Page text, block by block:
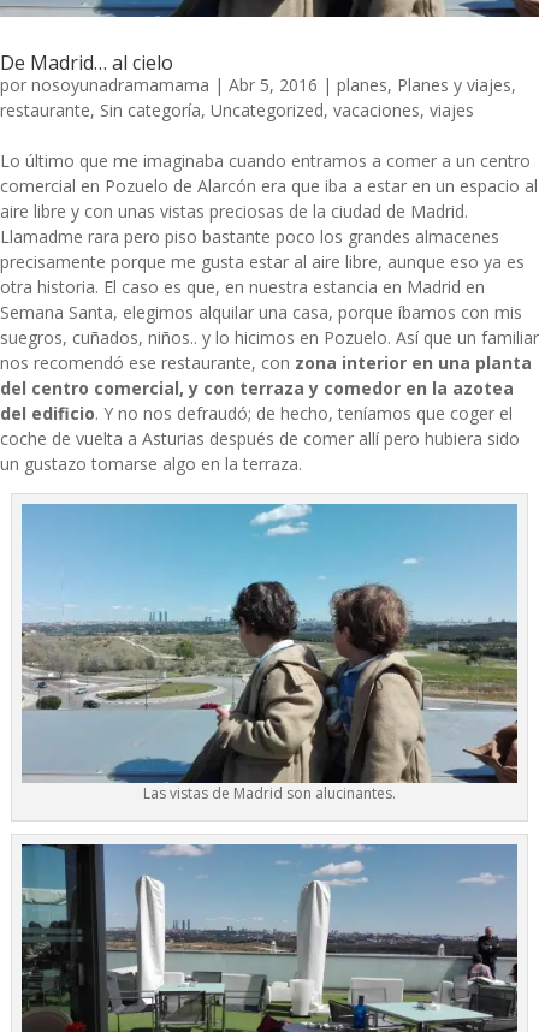
De Madrid… al cielo
por nosoyunadramamama | Abr 5, 2016 | planes, Planes y viajes,
restaurante, Sin categoría, Uncategorized, vacaciones, viajes
Lo último que me imaginaba cuando entramos a comer a un centro
comercial en Pozuelo de Alarcón era que iba a estar en un espacio al
aire libre y con unas vistas preciosas de la ciudad de Madrid.
Llamadme rara pero piso bastante poco los grandes almacenes
precisamente porque me gusta estar al aire libre, aunque eso ya es
otra historia. El caso es que, en nuestra estancia en Madrid en
Semana Santa, elegimos alquilar una casa, porque íbamos con mis
suegros, cuñados, niños.. y lo hicimos en Pozuelo. Así que un familiar
nos recomendó ese restaurante, con zona interior en una planta
del centro comercial, y con terraza y comedor en la azotea
del edificio. Y no nos defraudó; de hecho, teníamos que coger el
coche de vuelta a Asturias después de comer allí pero hubiera sido
un gustazo tomarse algo en la terraza.
Las vistas de Madrid son alucinantes.